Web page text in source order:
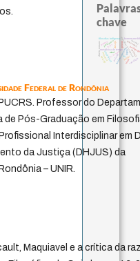
Federal de Rondônia
Professor do
de Pós-Graduação em
Interdisciplinar em
da Justiça (DHJUS) da
– UNIR.
Maquiavel e a crítica da
chave
fundamentalismojacobi
protágoras experiência temporal
metafísica do tempo
género
idade
intolerância
homem-
filosofias indígenas
j.c.m. neto
palavra
perdónleyes
violencia
guayaquil
logos
direito romano
lei
desejo
sacrifício
bataille
mind
therapy
animais